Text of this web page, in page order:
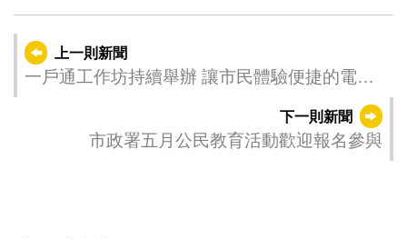
上一則新聞
一戶通工作坊持續舉辦 讓市民體驗便捷的電子
下一則新聞
市政署五月公民教育活動歡迎報名參與